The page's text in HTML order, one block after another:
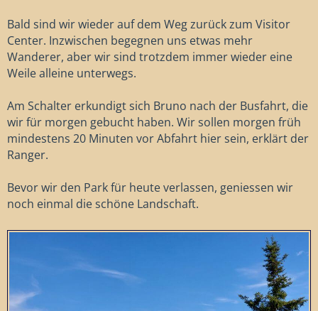
Bald sind wir wieder auf dem Weg zurück zum Visitor
Center. Inzwischen begegnen uns etwas mehr
Wanderer, aber wir sind trotzdem immer wieder eine
Weile alleine unterwegs.
Am Schalter erkundigt sich Bruno nach der Busfahrt, die
wir für morgen gebucht haben. Wir sollen morgen früh
mindestens 20 Minuten vor Abfahrt hier sein, erklärt der
Ranger.
Bevor wir den Park für heute verlassen, geniessen wir
noch einmal die schöne Landschaft.